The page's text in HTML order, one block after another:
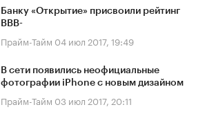
Банку «Открытие» присвоили рейтинг
BBB-
Прайм-Тайм 04 июл 2017, 19:49
В сети появились неофициальные
фотографии iPhone с новым дизайном
Прайм-Тайм 03 июл 2017, 20:11